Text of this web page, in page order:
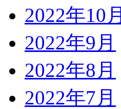
2022年10月
2022年9月
2022年8月
2022年7月